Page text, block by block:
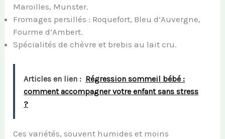
Maroilles, Munster.
Fromages persillés : Roquefort, Bleu d’Auvergne,
Fourme d’Ambert.
Spécialités de chèvre et brebis au lait cru.
Articles en lien : Régression sommeil bébé :
comment accompagner votre enfant sans stress
?
Ces variétés, souvent humides et moins